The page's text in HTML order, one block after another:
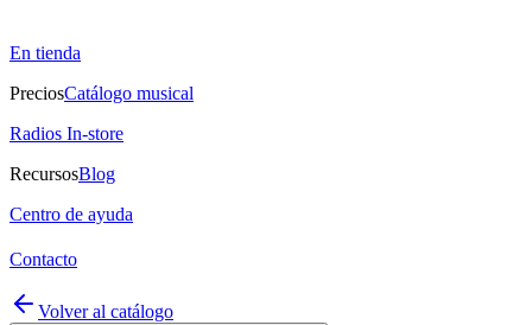
En tienda
PreciosCatálogo musical
Radios In-store
RecursosBlog
Centro de ayuda
Contacto
Volver al catálogo